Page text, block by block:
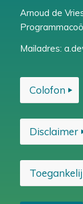
Arnoud de
Mailadres:
Colofon
Disclaimer